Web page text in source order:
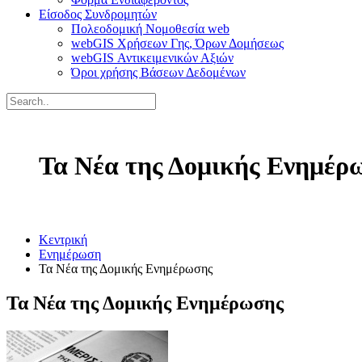
Είσοδος Συνδρομητών
Πολεοδομική Νομοθεσία web
webGIS Χρήσεων Γης, Όρων Δομήσεως
webGIS Αντικειμενικών Αξιών
Όροι χρήσης Βάσεων Δεδομένων
Τα Νέα της Δομικής
Κεντρική
Ενημέρωση
Τα Νέα της Δομικής Ενημέρωσης
Τα Νέα της Δομικής Ενημέρωσης